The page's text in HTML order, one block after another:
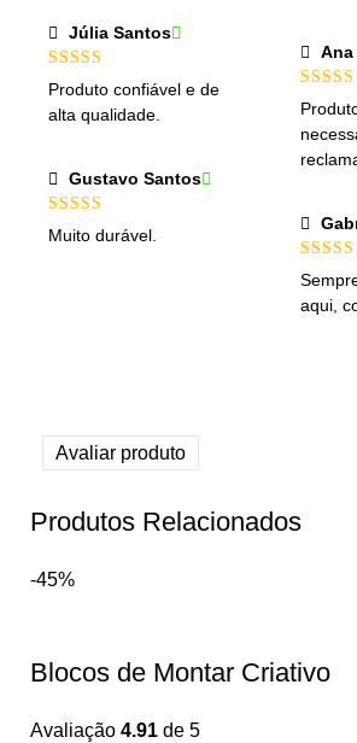
Júlia Santos
Avaliação5
de 5
Produto confiável e de
alta qualidade.
Gustavo Santos
Avaliação5
de 5
Muito durável.
Ana
de 5
4de 5
aqui,
Avaliar produto
Produtos Relacionados
-45%
Blocos de Montar Criativo
Avaliação 4.91 de 5